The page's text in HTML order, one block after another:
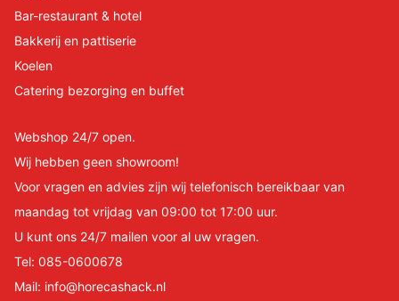
Bar-restaurant & hotel
Bakkerij en pattiserie
Koelen
Catering bezorging en buffet
Webshop 24/7 open.
Wij hebben geen showroom!
Voor vragen en advies zijn wij telefonisch bereikbaar van
maandag tot vrijdag van 09:00 tot 17:00 uur.
U kunt ons 24/7 mailen voor al uw vragen.
Tel: 085-0600678
Mail: info@horecashack.nl